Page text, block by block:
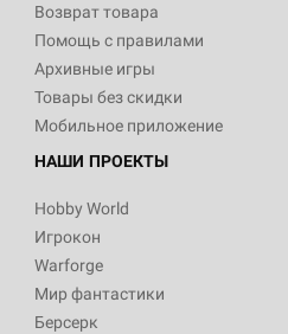
Возврат товара
Помощь с правилами
Архивные игры
Товары без скидки
Мобильное приложение
НАШИ ПРОЕКТЫ
Hobby World
Игрокон
Warforge
Мир фантастики
Берсерк